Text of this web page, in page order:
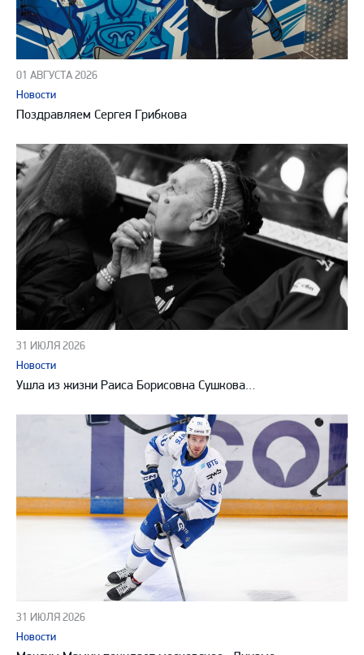
01 АВГУСТА 2026
Новости
Поздравляем Сергея Грибкова
31 ИЮЛЯ 2026
Новости
Ушла из жизни Раиса Борисовна Сушкова…
31 ИЮЛЯ 2026
Новости